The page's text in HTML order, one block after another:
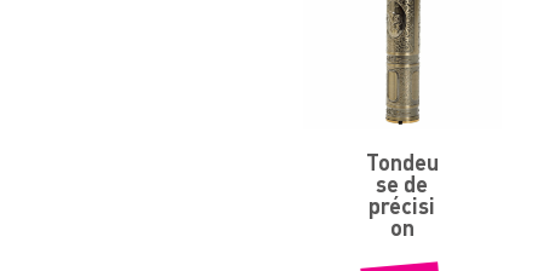
Tondeu
se de
précisi
on